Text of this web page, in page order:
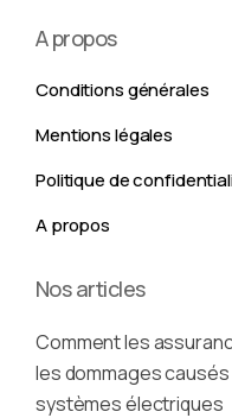
A propos
Conditions générales
Mentions légales
Politique de
A propos
Nos articles
Comment les
les dommages
systèmes électriques